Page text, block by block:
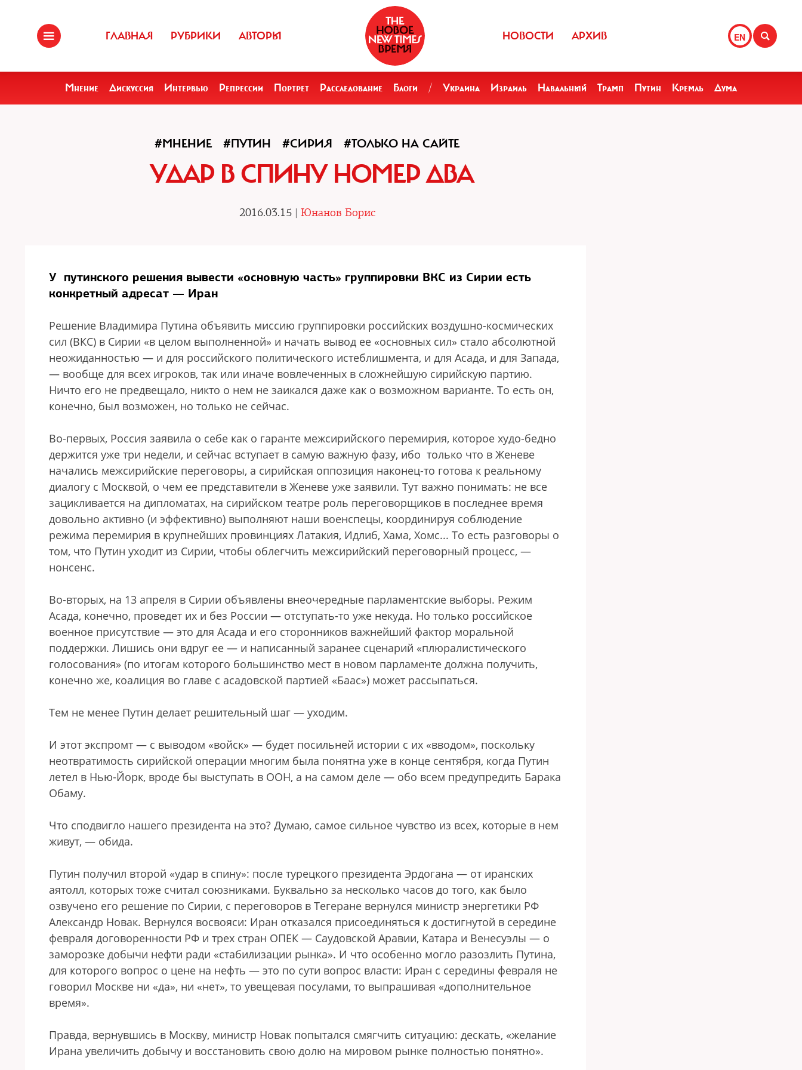
ГЛАВНАЯ РУБРИКИ АВТОРЫ EN
НОВОСТИ АРХИВ
Мнение Дискуссия Интервью Репрессии Портрет Расследование Блоги / Украина Израиль Навальный Трамп Путин Кремль Дума
#МНЕНИЕ #ПУТИН #СИРИЯ #ТОЛЬКО НА САЙТЕ
УДАР В СПИНУ НОМЕР ДВА
2016.03.15 | Юнанов Борис
У путинского решения вывести «основную часть» группировки ВКС из Сирии есть
конкретный адресат — Иран
Решение Владимира Путина объявить миссию группировки российских воздушно-космических
сил (ВКС) в Сирии «в целом выполненной» и начать вывод ее «основных сил» стало абсолютной
неожиданностью — и для российского политического истеблишмента, и для Асада, и для Запада,
— вообще для всех игроков, так или иначе вовлеченных в сложнейшую сирийскую партию.
Ничто его не предвещало, никто о нем не заикался даже как о возможном варианте. То есть он,
конечно, был возможен, но только не сейчас.
Во-первых, Россия заявила о себе как о гаранте межсирийского перемирия, которое худо-бедно
держится уже три недели, и сейчас вступает в самую важную фазу, ибо только что в Женеве
начались межсирийские переговоры, а сирийская оппозиция наконец-то готова к реальному
диалогу с Москвой, о чем ее представители в Женеве уже заявили. Тут важно понимать: не все
зацикливается на дипломатах, на сирийском театре роль переговорщиков в последнее время
довольно активно (и эффективно) выполняют наши военспецы, координируя соблюдение
режима перемирия в крупнейших провинциях Латакия, Идлиб, Хама, Хомс... То есть разговоры о
том, что Путин уходит из Сирии, чтобы облегчить межсирийский переговорный процесс, —
нонсенс.
Во-вторых, на 13 апреля в Сирии объявлены внеочередные парламентские выборы. Режим
Асада, конечно, проведет их и без России — отступать-то уже некуда. Но только российское
военное присутствие — это для Асада и его сторонников важнейший фактор моральной
поддержки. Лишись они вдруг ее — и написанный заранее сценарий «плюралистического
голосования» (по итогам которого большинство мест в новом парламенте должна получить,
конечно же, коалиция во главе с асадовской партией «Баас») может рассыпаться.
Тем не менее Путин делает решительный шаг — уходим.
И этот экспромт — с выводом «войск» — будет посильней истории с их «вводом», поскольку
неотвратимость сирийской операции многим была понятна уже в конце сентября, когда Путин
летел в Нью-Йорк, вроде бы выступать в ООН, а на самом деле — обо всем предупредить Барака
Обаму.
Что сподвигло нашего президента на это? Думаю, самое сильное чувство из всех, которые в нем
живут, — обида.
Путин получил второй «удар в спину»: после турецкого президента Эрдогана — от иранских
аятолл, которых тоже считал союзниками. Буквально за несколько часов до того, как было
озвучено его решение по Сирии, с переговоров в Тегеране вернулся министр энергетики РФ
Александр Новак. Вернулся восвояси: Иран отказался присоединяться к достигнутой в середине
февраля договоренности РФ и трех стран ОПЕК — Саудовской Аравии, Катара и Венесуэлы — о
заморозке добычи нефти ради «стабилизации рынка». И что особенно могло разозлить Путина,
для которого вопрос о цене на нефть — это по сути вопрос власти: Иран с середины февраля не
говорил Москве ни «да», ни «нет», то увещевая посулами, то выпрашивая «дополнительное
время».
Правда, вернувшись в Москву, министр Новак попытался смягчить ситуацию: дескать, «желание
Ирана увеличить добычу и восстановить свою долю на мировом рынке полностью понятно».